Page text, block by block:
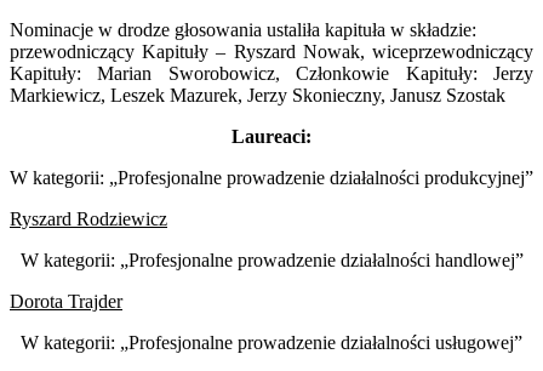
Nominacje w drodze głosowania ustaliła kapituła w składzie:
przewodniczący Kapituły – Ryszard Nowak, wiceprzewodniczący
Kapituły: Marian Sworobowicz, Członkowie Kapituły: Jerzy
Markiewicz, Leszek Mazurek, Jerzy Skonieczny, Janusz Szostak
Laureaci:
W kategorii: „Profesjonalne prowadzenie działalności produkcyjnej”
Ryszard Rodziewicz
W kategorii: „Profesjonalne prowadzenie działalności handlowej”
Dorota Trajder
W kategorii: „Profesjonalne prowadzenie działalności usługowej”